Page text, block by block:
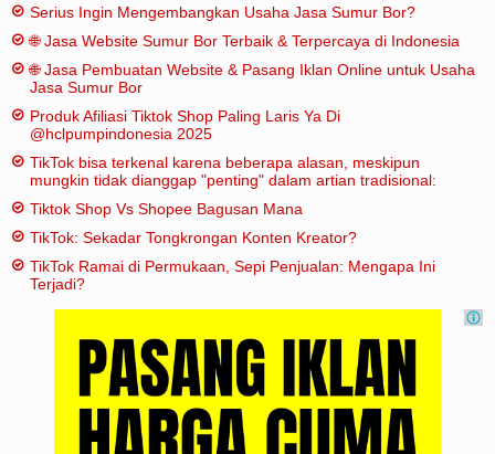
Serius Ingin Mengembangkan Usaha Jasa Sumur Bor?
🌐 Jasa Website Sumur Bor Terbaik & Terpercaya di Indonesia
🌐 Jasa Pembuatan Website & Pasang Iklan Online untuk Usaha
Jasa Sumur Bor
Produk Afiliasi Tiktok Shop Paling Laris Ya Di
@hclpumpindonesia 2025
TikTok bisa terkenal karena beberapa alasan, meskipun
mungkin tidak dianggap "penting" dalam artian tradisional:
Tiktok Shop Vs Shopee Bagusan Mana
TikTok: Sekadar Tongkrongan Konten Kreator?
TikTok Ramai di Permukaan, Sepi Penjualan: Mengapa Ini
Terjadi?